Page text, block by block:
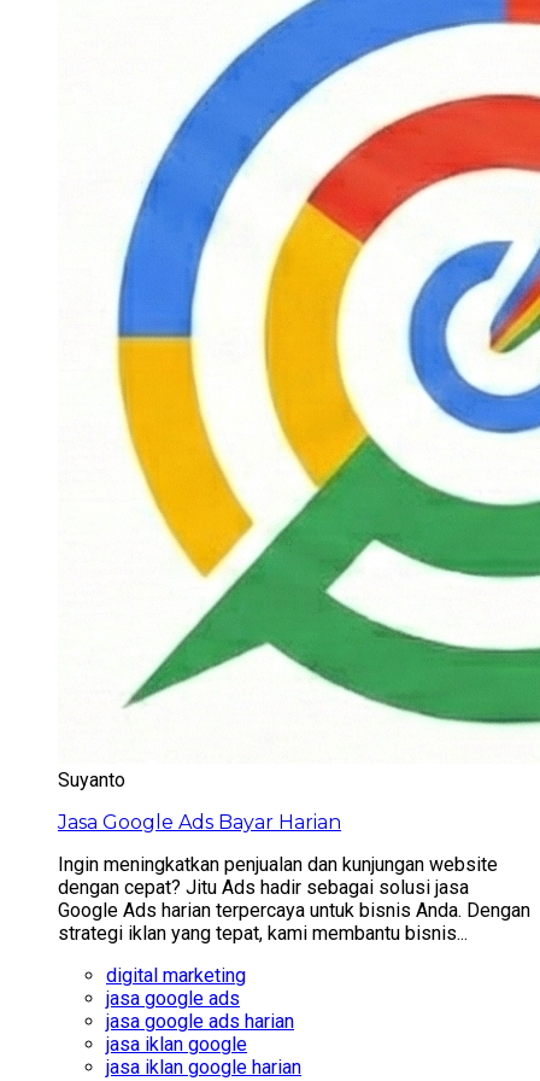
Suyanto
Jasa Google Ads Bayar Harian
Ingin meningkatkan penjualan dan kunjungan website
dengan cepat? Jitu Ads hadir sebagai solusi jasa
Google Ads harian terpercaya untuk bisnis Anda. Dengan
strategi iklan yang tepat, kami membantu bisnis...
digital marketing
jasa google ads
jasa google ads harian
jasa iklan google
jasa iklan google harian